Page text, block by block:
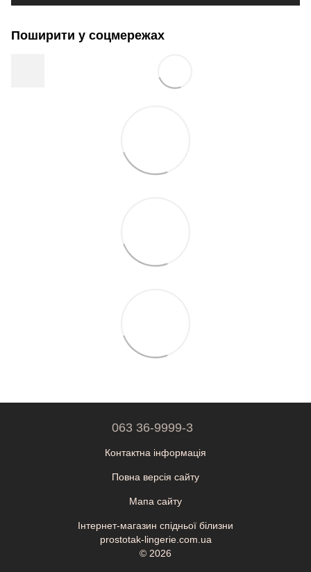
Поширити у соцмережах
063 36-9999-3
Контактна інформація
Повна версія сайту
Мапа сайту
Інтернет-магазин спідньої білизни
prostotak-lingerie.com.ua
© 2026